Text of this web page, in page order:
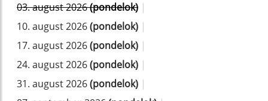
03. august 2026(pondelok) |
10. august 2026(pondelok) |
17. august 2026(pondelok) |
24. august 2026(pondelok) |
31. august 2026(pondelok) |